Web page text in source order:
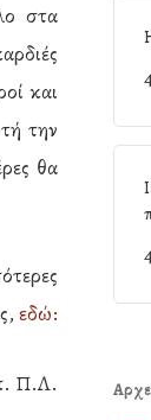
στα
και
την
θα
εδώ:
Π.Λ.